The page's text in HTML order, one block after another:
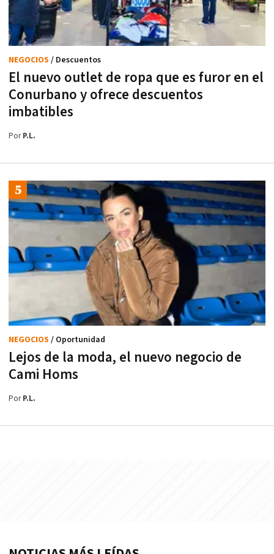
El nuevo outlet de ropa que es furor en el
Conurbano y ofrece descuentos
imbatibles
NEGOCIOS / Descuentos
PorP.L.
Lejos de la moda, el nuevo negocio de
Cami Homs
NEGOCIOS / Oportunidad
PorP.L.